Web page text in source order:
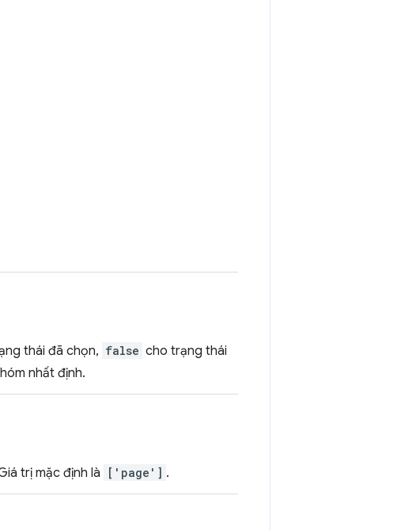
thái đã chọn, false cho trạng thái
nhất định.
trị mặc định là ['page'] .